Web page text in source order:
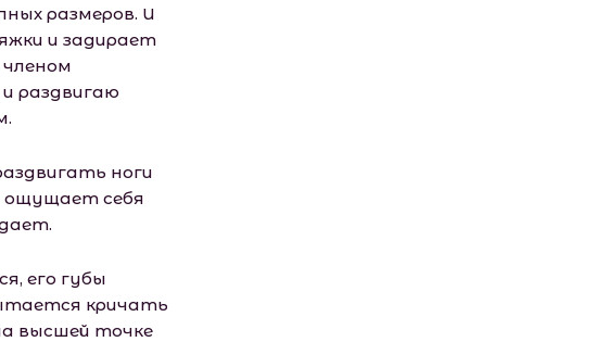
размеров. И
и задирает
раздвигаю
ноги
ощущает себя
его губы
кричать
высшей точке